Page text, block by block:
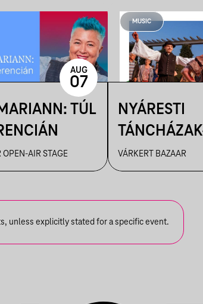
TÚL
AIR STAGE
AUG
07
MUSIC
NYÁRESTI
FANFARA
VÁRKERT BAZAAR
unless explicitly stated for a specific event.